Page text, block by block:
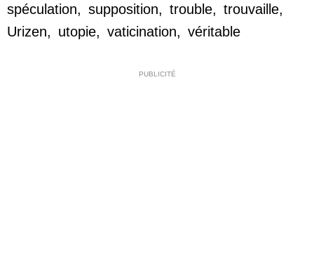
spéculation, supposition, trouble, trouvaille,
Urizen, utopie, vaticination, véritable
PUBLICITÉ